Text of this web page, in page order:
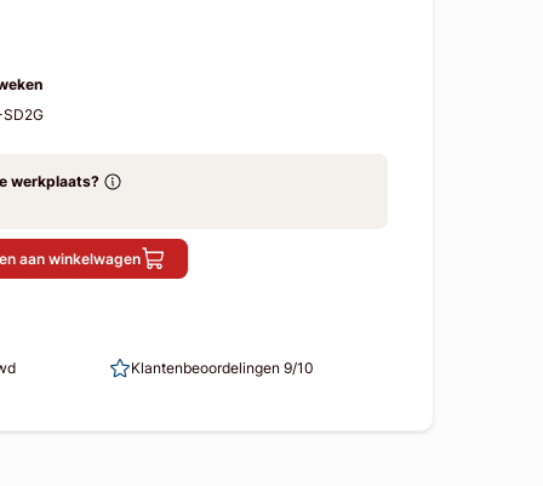
werkplaats?
aan winkelwagen
Klantenbeoordelingen 9/10